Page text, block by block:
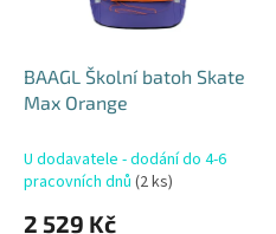
BAAGL Školní batoh Skate
Max Orange
U dodavatele - dodání do 4-6
pracovních dnů (2 ks)
2 529 Kč